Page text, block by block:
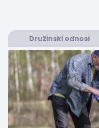
Družinski odnosi